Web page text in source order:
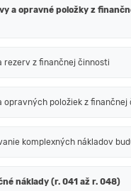
a opravné položky z
rezerv z finančnej činnosti
opravných položiek z finančnej
komplexných nákladov
náklady (r. 041 až r. 048)